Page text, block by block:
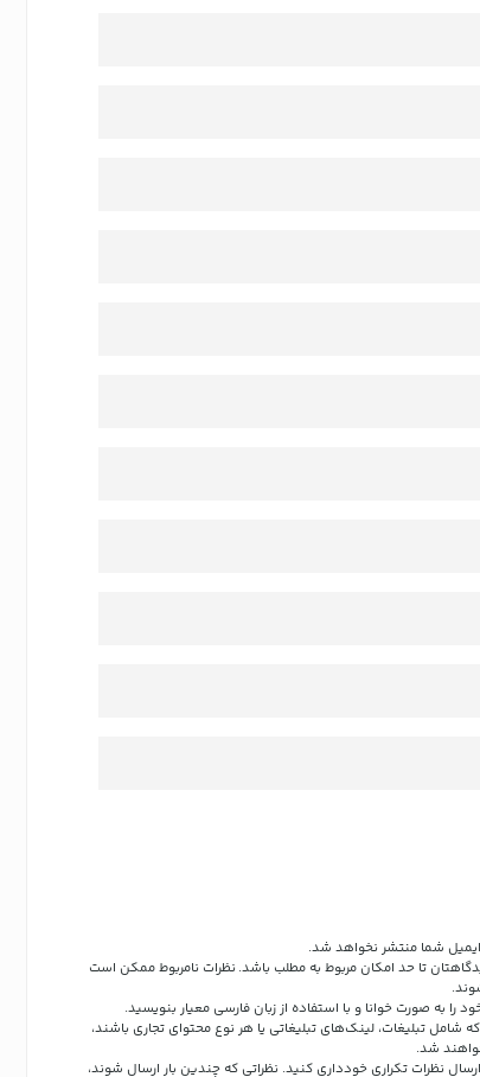
شما منتشر نخواهد شد.
تا حد امکان مربوط به مطلب باشد. نظرات نامربوط ممکن است
را به صورت خوانا و با استفاده از زبان فارسی معیار بنویسید.
شامل تبلیغات، لینک‌های تبلیغاتی یا هر نوع محتوای تجاری باشند،
شد.
ارسال نظرات تکراری خودداری کنید. نظراتی که چندین بار ارسال شوند،